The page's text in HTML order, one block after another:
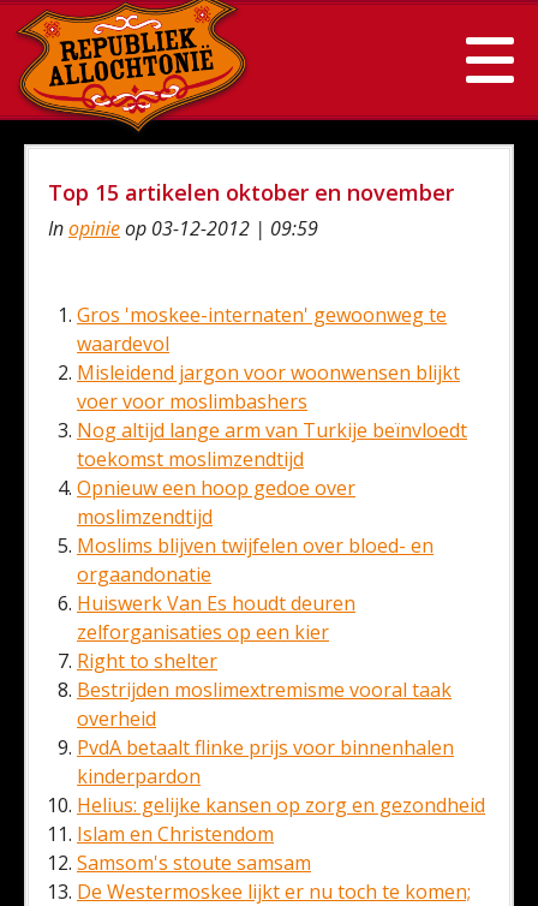
Top 15 artikelen oktober en november
Inopinieop 03-12-2012 | 09:59
Gros 'moskee-internaten' gewoonweg te
waardevol
Misleidend jargon voor woonwensen blijkt
voer voor moslimbashers
Nog altijd lange arm van Turkije beïnvloedt
toekomst moslimzendtijd
Opnieuw een hoop gedoe over
moslimzendtijd
Moslims blijven twijfelen over bloed- en
orgaandonatie
Huiswerk Van Es houdt deuren
zelforganisaties op een kier
Right to shelter
Bestrijden moslimextremisme vooral taak
overheid
PvdA betaalt flinke prijs voor binnenhalen
kinderpardon
Helius: gelijke kansen op zorg en gezondheid
Islam en Christendom
Samsom's stoute samsam
De Westermoskee lijkt er nu toch te komen;